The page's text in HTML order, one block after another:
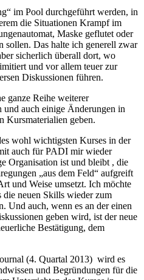
im Pool durchgeführt werden, in
die Situationen Krampf im
Maske geflutet oder
sollen. Das halte ich generell zwar
sicherlich überall dort, wo
und vor allem teuer zur
Diskussionen führen.
ganze Reihe weiterer
und auch einige Änderungen in
Kursmaterialien geben.
wohl wichtigsten Kurses in der
auch für PADI mir wieder
Organisation ist und bleibt , die
„aus dem Feld“ aufgreift
und Weise umsetzt. Ich möchte
die neuen Skills wieder zum
Und auch, wenn es an der einen
geben wird, ist der neue
Bestätigung, dem
(4. Quartal 2013) wird es
und Begründungen für die